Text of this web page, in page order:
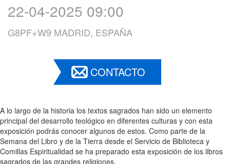
22-04-2025 09:00
G8PF+W9 MADRID, ESPAÑA
CONTACTO
A lo largo de la historia los textos sagrados han sido un elemento
principal del desarrollo teológico en diferentes culturas y con esta
exposición podrás conocer algunos de estos. Como parte de la
Semana del Libro y de la Tierra desde el Servicio de Biblioteca y
Comillas Espiritualidad se ha preparado esta exposición de los libros
sagrados de las grandes religiones.